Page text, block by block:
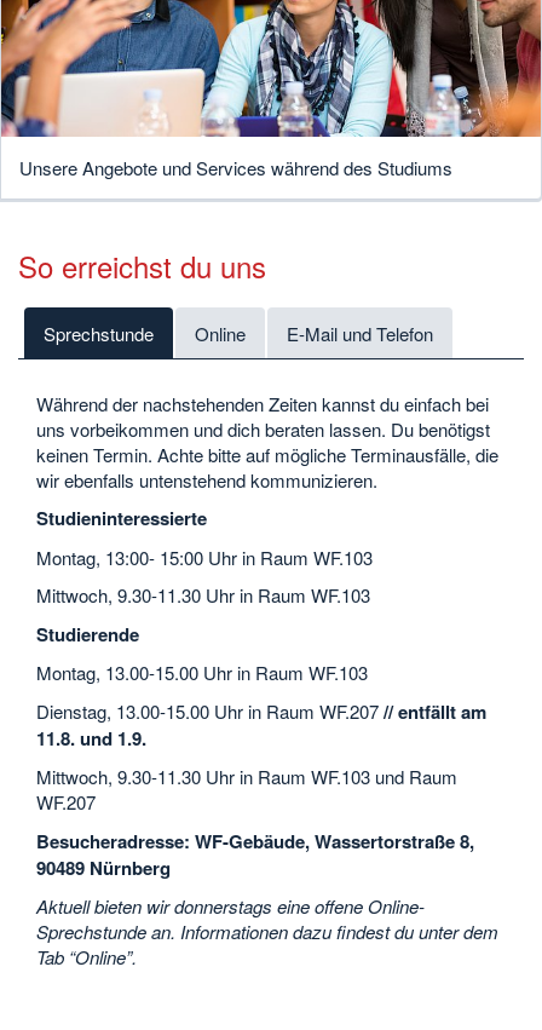
Unsere Angebote und Services während des Studiums
So erreichst du uns
Sprechstunde Online E-Mail und Telefon
Während der nachstehenden Zeiten kannst du einfach bei
uns vorbeikommen und dich beraten lassen. Du benötigst
keinen Termin. Achte bitte auf mögliche Terminausfälle, die
wir ebenfalls untenstehend kommunizieren.
Studieninteressierte
Montag, 13:00- 15:00 Uhr in Raum WF.103
Mittwoch, 9.30-11.30 Uhr in Raum WF.103
Studierende
Montag, 13.00-15.00 Uhr in Raum WF.103
Dienstag, 13.00-15.00 Uhr in Raum WF.207// entfällt am
11.8. und 1.9.
Mittwoch, 9.30-11.30 Uhr in Raum WF.103 und Raum
WF.207
Besucheradresse: WF-Gebäude, Wassertorstraße 8,
90489 Nürnberg
Aktuell bieten wir donnerstags eine offene Online-
Sprechstunde an. Informationen dazu findest du unter dem
Tab “Online”.